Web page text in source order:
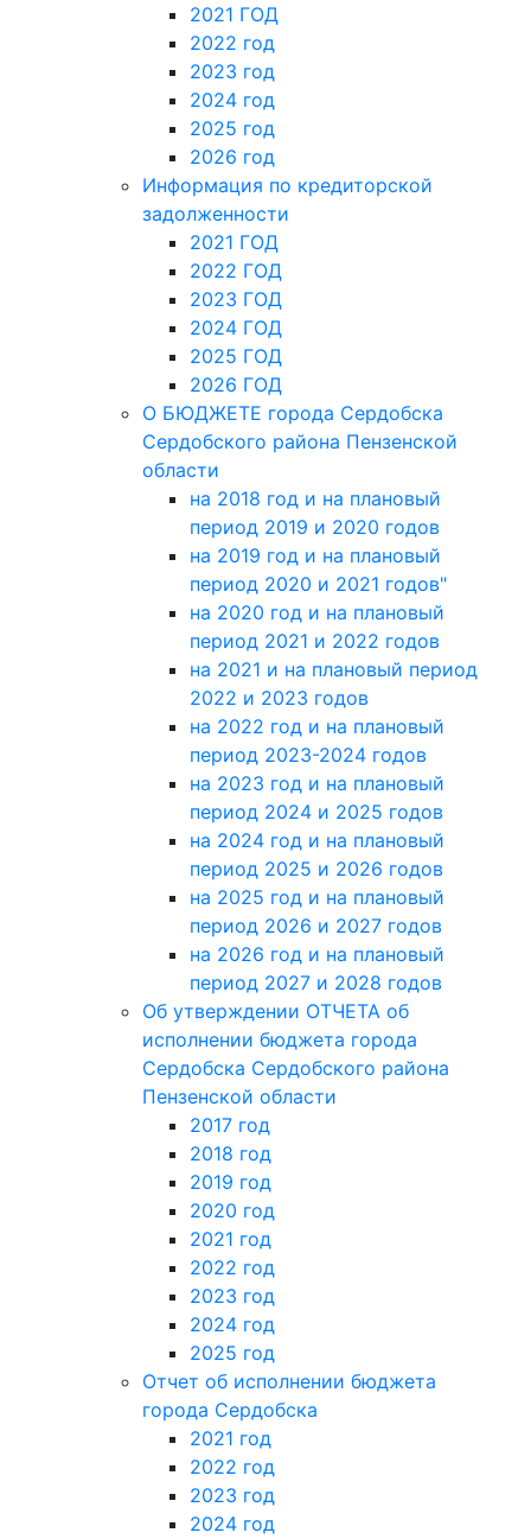
2021 ГОД
2022 год
2023 год
2024 год
2025 год
2026 год
Информация по кредиторской
задолженности
2021 ГОД
2022 ГОД
2023 ГОД
2024 ГОД
2025 ГОД
2026 ГОД
О БЮДЖЕТЕ города Сердобска
Сердобского района Пензенской
области
на 2018 год и на плановый
период 2019 и 2020 годов
на 2019 год и на плановый
период 2020 и 2021 годов"
на 2020 год и на плановый
период 2021 и 2022 годов
на 2021 и на плановый период
2022 и 2023 годов
на 2022 год и на плановый
период 2023-2024 годов
на 2023 год и на плановый
период 2024 и 2025 годов
на 2024 год и на плановый
период 2025 и 2026 годов
на 2025 год и на плановый
период 2026 и 2027 годов
на 2026 год и на плановый
период 2027 и 2028 годов
Об утверждении ОТЧЕТА об
исполнении бюджета города
Сердобска Сердобского района
Пензенской области
2017 год
2018 год
2019 год
2020 год
2021 год
2022 год
2023 год
2024 год
2025 год
Отчет об исполнении бюджета
города Сердобска
2021 год
2022 год
2023 год
2024 год